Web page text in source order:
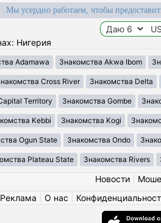
Мы усердно работаем, чтобы
Нигерия
Adamawa Знакомства Akwa Ibom
Cross River Знакомства Delta
Territory Знакомства Gombe
Kebbi Знакомства Kogi
Ogun State Знакомства Ondo
Plateau State Знакомства Rivers
Новости|
Реклама О нас